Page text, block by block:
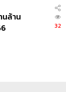
นล้าน
32